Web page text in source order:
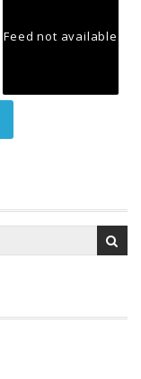
Feed not available